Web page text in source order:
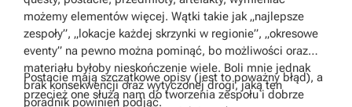
możemy elementów więcej. Wątki takie jak „najlepsze
zespoły”, „lokacje każdej skrzynki w regionie”, „okresowe
eventy” na pewno można pominąć, bo możliwości oraz
materiału byłoby nieskończenie wiele. Boli mnie jednak
brak konsekwencji oraz wytyczonej drogi, jaką ten
poradnik powinien podjąć.
Postacie mają szczątkowe opisy (jest to poważny błąd), a
przecież one służą nam do tworzenia zespołu i dobrze